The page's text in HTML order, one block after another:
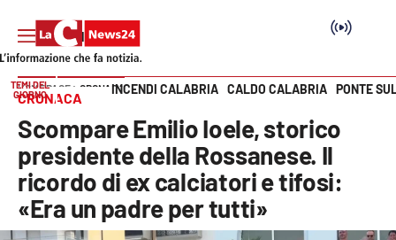
SEZIONI
Cronaca
Politica
Vai
TEMI DEL
GIORNO
INCENDI CALABRIA CALDO CALABRIA PONTE
HOME PAGE CRONACA
CRONACA
Scompare Emilio Ioele, storico
presidente della Rossanese. Il
ricordo di ex calciatori e tifosi:
«Era un padre per tutti»